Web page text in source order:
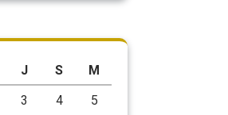
J S
M
3 4
5